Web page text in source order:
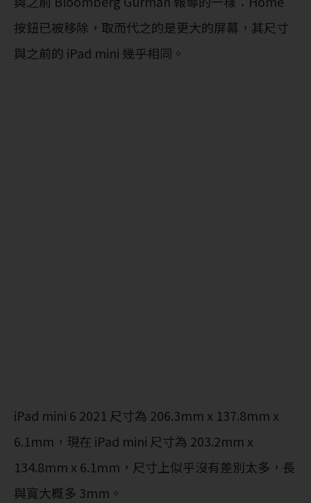
按鈕已被移除，取而代之的是更大的屏幕，其尺寸
與之前的 iPad mini 幾乎相同。
iPad mini 6 2021 尺寸為 206.3mm x 137.8mm x
6.1mm，現在 iPad mini 尺寸為 203.2mm x
134.8mm x 6.1mm，尺寸上似乎沒有差別太多，長
與寬大概多 3mm。